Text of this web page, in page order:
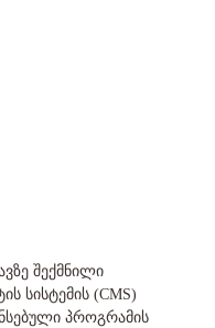
შექმნილი
სისტემის (CMS)
პროგრამის